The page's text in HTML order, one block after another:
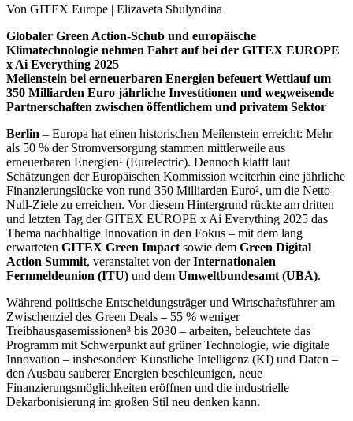
Von GITEX Europe | Elizaveta Shulyndina
Globaler Green Action-Schub und europäische
Klimatechnologie nehmen Fahrt auf bei der GITEX EUROPE
x Ai Everything 2025
Meilenstein bei erneuerbaren Energien befeuert Wettlauf um
350 Milliarden Euro jährliche Investitionen und wegweisende
Partnerschaften zwischen öffentlichem und privatem Sektor
Berlin – Europa hat einen historischen Meilenstein erreicht: Mehr
als 50 % der Stromversorgung stammen mittlerweile aus
erneuerbaren Energien¹ (Eurelectric). Dennoch klafft laut
Schätzungen der Europäischen Kommission weiterhin eine jährliche
Finanzierungslücke von rund 350 Milliarden Euro², um die Netto-
Null-Ziele zu erreichen. Vor diesem Hintergrund rückte am dritten
und letzten Tag der GITEX EUROPE x Ai Everything 2025 das
Thema nachhaltige Innovation in den Fokus – mit dem lang
erwarteten GITEX Green Impactsowie dem Green Digital
Action Summit, veranstaltet von derInternationalen
Fernmeldeunion (ITU) und dem Umweltbundesamt (UBA).
Während politische Entscheidungsträger und Wirtschaftsführer am
Zwischenziel des Green Deals – 55 % weniger
Treibhausgasemissionen³ bis 2030 – arbeiten, beleuchtete das
Programm mit Schwerpunkt auf grüner Technologie, wie digitale
Innovation – insbesondere Künstliche Intelligenz (KI) und Daten –
den Ausbau sauberer Energien beschleunigen, neue
Finanzierungsmöglichkeiten eröffnen und die industrielle
Dekarbonisierung im großen Stil neu denken kann.